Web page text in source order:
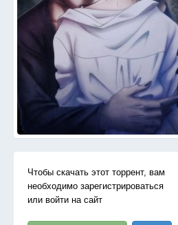
Чтобы скачать этот торрент, вам
необходимо зарегистрироваться
или войти на сайт